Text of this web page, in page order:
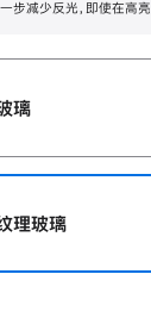
步减少反光，即使在高
璃
理玻璃